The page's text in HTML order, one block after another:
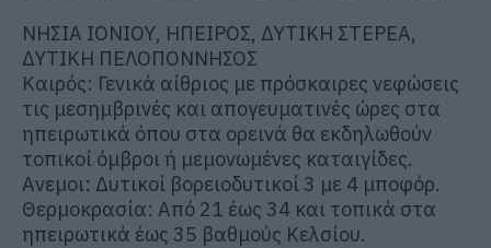
ΝΗΣΙΑ ΙΟΝΙΟΥ, ΗΠΕΙΡΟΣ, ΔΥΤΙΚΗ ΣΤΕΡΕΑ,
ΔΥΤΙΚΗ ΠΕΛΟΠΟΝΝΗΣΟΣ
Καιρός: Γενικά αίθριος με πρόσκαιρες νεφώσεις
τις μεσημβρινές και απογευματινές ώρες στα
ηπειρωτικά όπου στα ορεινά θα εκδηλωθούν
τοπικοί όμβροι ή μεμονωμένες καταιγίδες.
Ανεμοι: Δυτικοί βορειοδυτικοί 3 με 4 μποφόρ.
Θερμοκρασία: Από 21 έως 34 και τοπικά στα
ηπειρωτικά έως 35 βαθμούς Κελσίου.